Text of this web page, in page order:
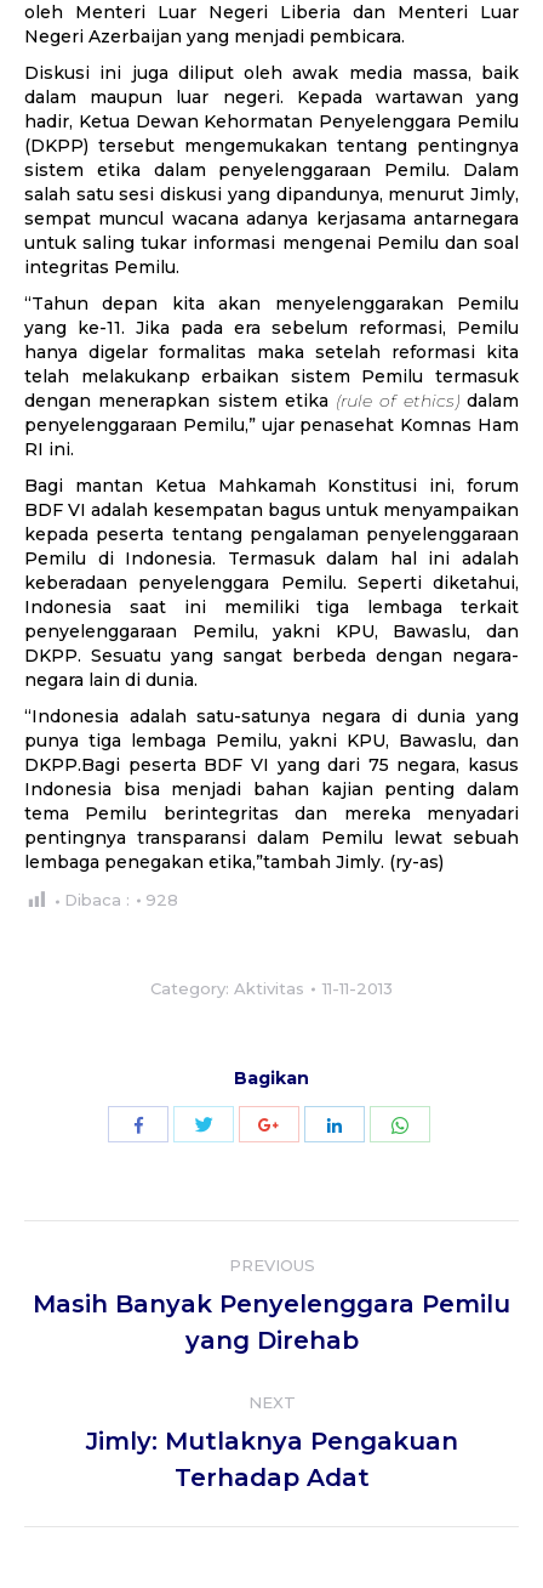
oleh Menteri Luar Negeri Liberia dan Menteri Luar
Negeri Azerbaijan yang menjadi pembicara.
Diskusi ini juga diliput oleh awak media massa, baik
dalam maupun luar negeri. Kepada wartawan yang
hadir, Ketua Dewan Kehormatan Penyelenggara Pemilu
(DKPP) tersebut mengemukakan tentang pentingnya
sistem etika dalam penyelenggaraan Pemilu. Dalam
salah satu sesi diskusi yang dipandunya, menurut Jimly,
sempat muncul wacana adanya kerjasama antarnegara
untuk saling tukar informasi mengenai Pemilu dan soal
integritas Pemilu.
“Tahun depan kita akan menyelenggarakan Pemilu
yang ke-11. Jika pada era sebelum reformasi, Pemilu
hanya digelar formalitas maka setelah reformasi kita
telah melakukanp erbaikan sistem Pemilu termasuk
dengan menerapkan sistem etika (rule of ethics)dalam
penyelenggaraan Pemilu,” ujar penasehat Komnas Ham
RI ini.
Bagi mantan Ketua Mahkamah Konstitusi ini, forum
BDF VI adalah kesempatan bagus untuk menyampaikan
kepada peserta tentang pengalaman penyelenggaraan
Pemilu di Indonesia. Termasuk dalam hal ini adalah
keberadaan penyelenggara Pemilu. Seperti diketahui,
Indonesia saat ini memiliki tiga lembaga terkait
penyelenggaraan Pemilu, yakni KPU, Bawaslu, dan
DKPP. Sesuatu yang sangat berbeda dengan negara-
negara lain di dunia.
“Indonesia adalah satu-satunya negara di dunia yang
punya tiga lembaga Pemilu, yakni KPU, Bawaslu, dan
DKPP.Bagi peserta BDF VI yang dari 75 negara, kasus
Indonesia bisa menjadi bahan kajian penting dalam
tema Pemilu berintegritas dan mereka menyadari
pentingnya transparansi dalam Pemilu lewat sebuah
lembaga penegakan etika,”tambah Jimly. (ry-as)
Dibaca : 928
Category: Aktivitas 11-11-2013
Bagikan
Share
Share
navigation
PREVIOUS
Previous
post:
Masih Banyak Penyelenggara Pemilu
yang Direhab
NEXT
Next
post:
Jimly: Mutlaknya Pengakuan
Terhadap Adat